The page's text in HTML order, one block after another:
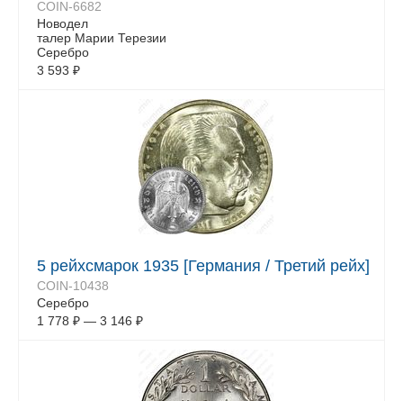
COIN-6682
Новодел
талер Марии Терезии
Серебро
3 593 ₽
5 рейхсмарок 1935 [Германия / Третий рейх]
COIN-10438
Серебро
1 778 ₽ — 3 146 ₽